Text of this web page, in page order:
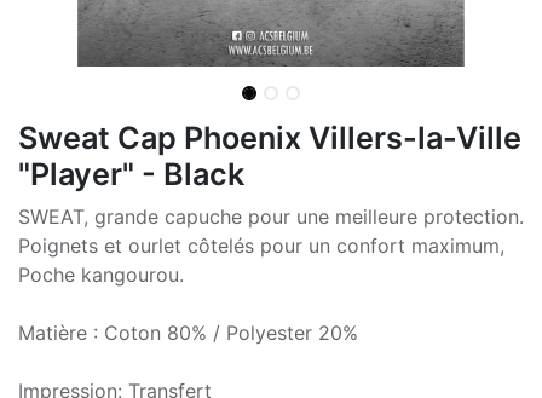
Sweat Cap Phoenix Villers-la-Ville
"Player" - Black
SWEAT, grande capuche pour une meilleure protection.
Poignets et ourlet côtelés pour un confort maximum,
Poche kangourou.
Matière : Coton 80% / Polyester 20%
Impression: Transfert